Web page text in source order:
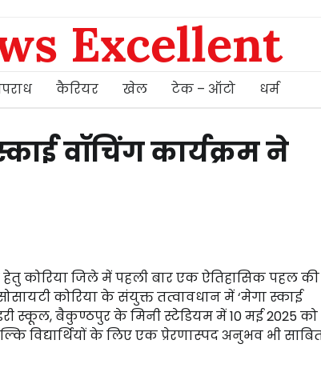
Excellent
कैरियर खेल टेक – ऑटो धर्म
वॉचिंग कार्यक्रम ने
हेतु कोरिया जिले में पहली बार एक ऐतिहासिक पहल की
कोरिया के संयुक्त तत्वावधान में ‘मेगा स्काई
स्कूल, बैकुण्ठपुर के मिनी स्टेडियम में 10 मई 2025 को
विद्यार्थियों के लिए एक प्रेरणास्पद अनुभव भी